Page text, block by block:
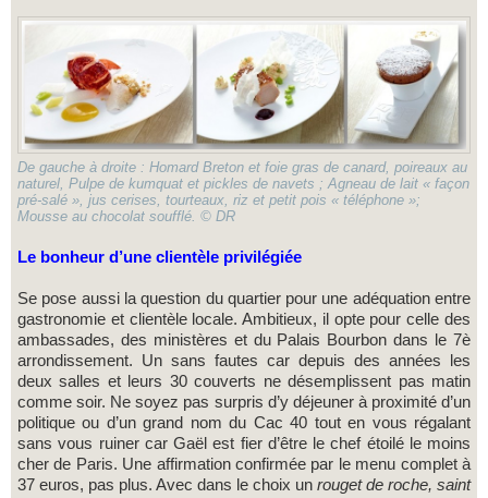
De gauche à droite : Homard Breton et foie gras de canard, poireaux au
naturel, Pulpe de kumquat et pickles de navets ; Agneau de lait « façon
pré-salé », jus cerises, tourteaux, riz et petit pois « téléphone »;
Mousse au chocolat soufflé. © DR
Le bonheur d’une clientèle privilégiée
Se pose aussi la question du quartier pour une adéquation entre
gastronomie et clientèle locale. Ambitieux, il opte pour celle des
ambassades, des ministères et du Palais Bourbon dans le 7è
arrondissement. Un sans fautes car depuis des années les
deux salles et leurs 30 couverts ne désemplissent pas matin
comme soir. Ne soyez pas surpris d’y déjeuner à proximité d’un
politique ou d’un grand nom du Cac 40 tout en vous régalant
sans vous ruiner car Gaël est fier d’être le chef étoilé le moins
cher de Paris. Une affirmation confirmée par le menu complet à
37 euros, pas plus. Avec dans le choix un rouget de roche, saint